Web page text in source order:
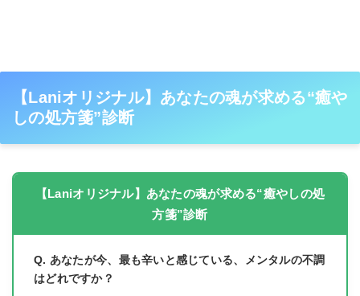
【Laniオリジナル】あなたの魂が求める“癒や
しの処方箋”診断
【Laniオリジナル】あなたの魂が求める“癒やしの処
方箋”診断
Q. あなたが今、最も辛いと感じている、メンタルの不調
はどれですか？